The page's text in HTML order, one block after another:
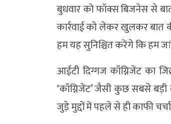
बुधवार को फॉक्स बिजनेस से
कार्रवाई को लेकर खुलकर बात
हम यह सुनिश्चित करेंगे कि हम
आईटी दिग्गज कॉग्निजेंट का
‘कॉग्निजेंट’ जैसी कुछ सबसे
जुड़े मुद्दों में पहले से ही काफी